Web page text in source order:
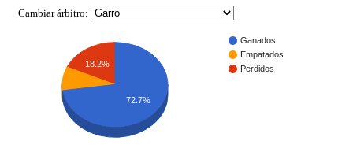
Cambiar árbitro:
Ganados
Empatados
Perdidos
18.2%
72.7%